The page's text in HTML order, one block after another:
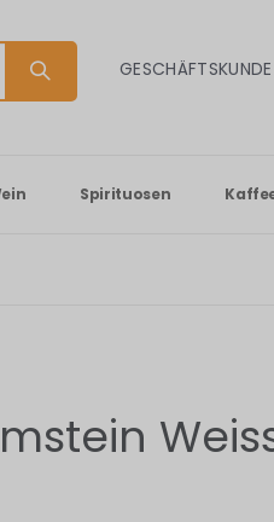
SPRACHE
GESCHÄFTSKUNDE
Spirituosen